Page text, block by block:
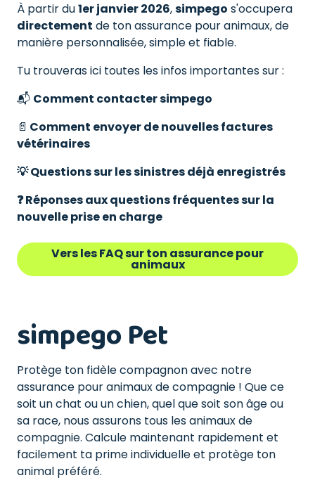
À partir du1er janvier 2026,simpego s'occupera
directement de ton assurance pour animaux, de
manière personnalisée, simple et fiable.
Tu trouveras ici toutes les infos importantes sur :
📬 Comment contacter simpego
📄 Comment envoyer de nouvelles factures
vétérinaires
💡 Questions sur les sinistres déjà enregistrés
❓ Réponses aux questions fréquentes sur la
nouvelle prise en charge
Vers les FAQ sur ton assurance pour
animaux
simpego Pet
Protège ton fidèle compagnon avec notre
assurance pour animaux de compagnie ! Que ce
soit un chat ou un chien, quel que soit son âge ou
sa race, nous assurons tous les animaux de
compagnie. Calcule maintenant rapidement et
facilement ta prime individuelle et protège ton
animal préféré.